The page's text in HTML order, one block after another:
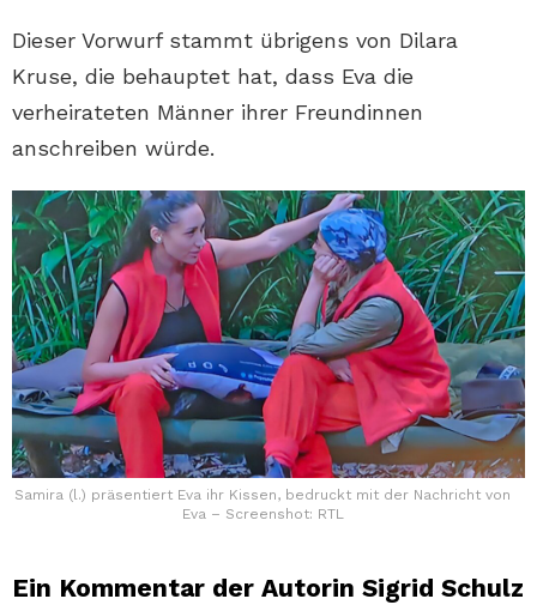
Dieser Vorwurf stammt übrigens von Dilara
Kruse, die behauptet hat, dass Eva die
verheirateten Männer ihrer Freundinnen
anschreiben würde.
Samira (l.) präsentiert Eva ihr Kissen, bedruckt mit der Nachricht von
Eva – Screenshot: RTL
Ein Kommentar der Autorin Sigrid Schulz